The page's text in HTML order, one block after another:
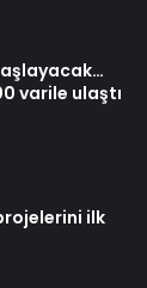
varile ulaştı
ilk